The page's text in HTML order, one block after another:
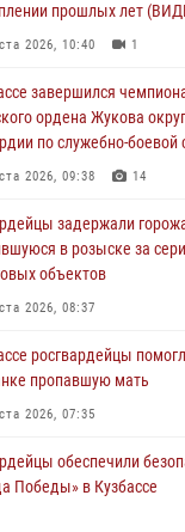
прошлых лет
2026, 10:40 1
завершился
ордена Жукова
по служебно-боевой
2026, 09:38 14
задержали
в розыске за
объектов
2026, 08:37
росгвардейцы
пропавшую мать
2026, 07:35
обеспечили
Победы» в Кузбассе